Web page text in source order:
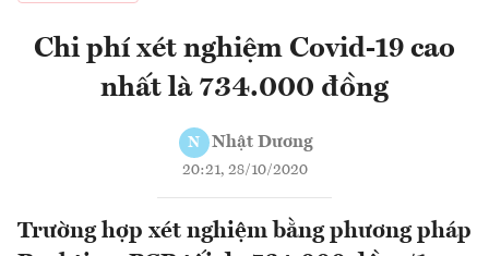
Chi phí xét nghiệm Covid-19 cao
nhất là 734.000 đồng
N Nhật Dương
20:21, 28/10/2020
Trường hợp xét nghiệm bằng phương pháp